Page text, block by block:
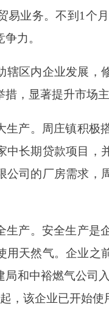
易业务。不到1个
力。
辖区内企业发展，
，显著提升市场
生产。周庄镇积极
中长期贷款项目，
公司的厂房需求
生产。安全生产是
用天然气。企业之
局和中裕燃气公司
，该企业已开始使